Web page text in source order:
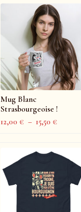
Mug Blanc
Strasbourgeoise !
12,00€ – 15,50€